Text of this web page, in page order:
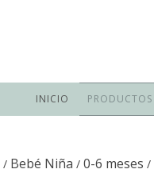
INICIO PRODUCTOS
/ Bebé Niña / 0-6 meses /